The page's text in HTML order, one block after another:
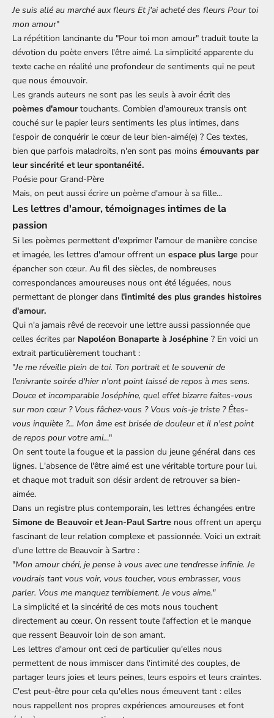
Je suis allé au marché aux fleurs Et j'ai acheté des fleurs Pour toi
mon amour"
La répétition lancinante du "Pour toi mon amour" traduit toute la
dévotion du poète envers l'être aimé. La simplicité apparente du
texte cache en réalité une profondeur de sentiments qui ne peut
que nous émouvoir.
Les grands auteurs ne sont pas les seuls à avoir écrit des
poèmes d'amourtouchants. Combien d'amoureux transis ont
couché sur le papier leurs sentiments les plus intimes, dans
l'espoir de conquérir le cœur de leur bien-aimé(e) ? Ces textes,
bien que parfois maladroits, n'en sont pas moins émouvants par
leur sincérité et leur spontanéité.
Poésie pour Grand-Père
Mais, on peut aussi écrire un poème d'amour à sa fille...
Les lettres d'amour, témoignages intimes de la
passion
Si les poèmes permettent d'exprimer l'amour de manière concise
et imagée, les lettres d'amour offrent un espace plus large pour
épancher son cœur. Au fil des siècles, de nombreuses
correspondances amoureuses nous ont été léguées, nous
permettant de plonger dans l'intimité des plus grandes histoires
d'amour.
Qui n'a jamais rêvé de recevoir une lettre aussi passionnée que
celles écrites par Napoléon Bonaparte à Joséphine ? En voici un
extrait particulièrement touchant :
"Je me réveille plein de toi. Ton portrait et le souvenir de
l'enivrante soirée d'hier n'ont point laissé de repos à mes sens.
Douce et incomparable Joséphine, quel effet bizarre faites-vous
sur mon cœur ? Vous fâchez-vous ? Vous vois-je triste ? Êtes-
vous inquiète ?... Mon âme est brisée de douleur et il n'est point
de repos pour votre ami..."
On sent toute la fougue et la passion du jeune général dans ces
lignes. L'absence de l'être aimé est une véritable torture pour lui,
et chaque mot traduit son désir ardent de retrouver sa bien-
aimée.
Dans un registre plus contemporain, les lettres échangées entre
Simone de Beauvoir et Jean-Paul Sartre nous offrent un aperçu
fascinant de leur relation complexe et passionnée. Voici un extrait
d'une lettre de Beauvoir à Sartre :
"Mon amour chéri, je pense à vous avec une tendresse infinie. Je
voudrais tant vous voir, vous toucher, vous embrasser, vous
parler. Vous me manquez terriblement. Je vous aime."
La simplicité et la sincérité de ces mots nous touchent
directement au cœur. On ressent toute l'affection et le manque
que ressent Beauvoir loin de son amant.
Les lettres d'amour ont ceci de particulier qu'elles nous
permettent de nous immiscer dans l'intimité des couples, de
partager leurs joies et leurs peines, leurs espoirs et leurs craintes.
C'est peut-être pour cela qu'elles nous émeuvent tant : elles
nous rappellent nos propres expériences amoureuses et font